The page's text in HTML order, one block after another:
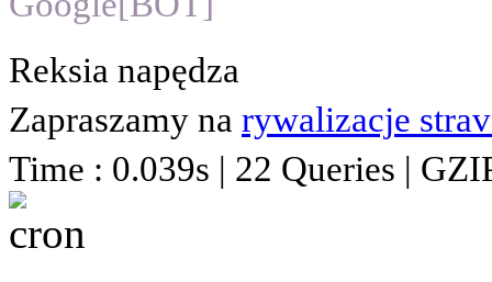
Reksia napędza
Zapraszamy na rywalizacje
Time : 0.039s | 22 Queries |